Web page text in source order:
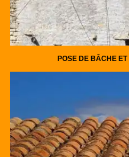
POSE DE BÂCHE